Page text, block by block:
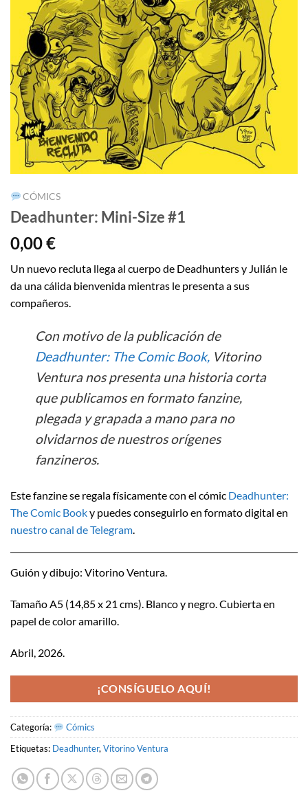
CÓMICS
Deadhunter: Mini-Size #1
0,00€
Un nuevo recluta llega al cuerpo de Deadhunters y Julián le
da una cálida bienvenida mientras le presenta a sus
compañeros.
Con motivo de la publicación de
Deadhunter: The Comic Book, Vitorino
Ventura nos presenta una historia corta
que publicamos en formato fanzine,
plegada y grapada a mano para no
olvidarnos de nuestros orígenes
fanzineros.
Este fanzine se regala físicamente con el cómic Deadhunter:
The Comic Booky puedes conseguirlo en formato digital en
nuestro canal de Telegram.
Guión y dibujo: Vitorino Ventura.
Tamaño A5 (14,85 x 21 cms). Blanco y negro. Cubierta en
papel de color amarillo.
Abril, 2026.
¡CONSÍGUELO AQUÍ!
Categoría:
Cómics
Etiquetas: Deadhunter,Vitorino Ventura